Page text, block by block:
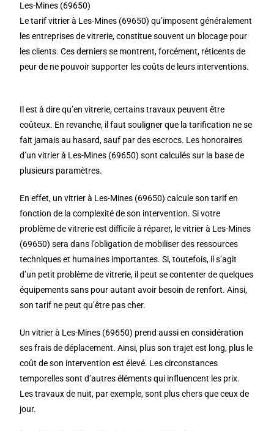
Les-Mines (69650)
Le tarif vitrier à Les-Mines (69650) qu’imposent généralement
les entreprises de vitrerie, constitue souvent un blocage pour
les clients. Ces derniers se montrent, forcément, réticents de
peur de ne pouvoir supporter les coûts de leurs interventions.
Il est à dire qu’en vitrerie, certains travaux peuvent être
coûteux. En revanche, il faut souligner que la tarification ne se
fait jamais au hasard, sauf par des escrocs. Les honoraires
d’un vitrier à Les-Mines (69650) sont calculés sur la base de
plusieurs paramètres.
En effet, un vitrier à Les-Mines (69650) calcule son tarif en
fonction de la complexité de son intervention. Si votre
problème de vitrerie est difficile à réparer, le vitrier à Les-Mines
(69650) sera dans l’obligation de mobiliser des ressources
techniques et humaines importantes. Si, toutefois, il s’agit
d’un petit problème de vitrerie, il peut se contenter de quelques
équipements sans pour autant avoir besoin de renfort. Ainsi,
son tarif ne peut qu’être pas cher.
Un vitrier à Les-Mines (69650) prend aussi en considération
ses frais de déplacement. Ainsi, plus son trajet est long, plus le
coût de son intervention est élevé. Les circonstances
temporelles sont d’autres éléments qui influencent les prix.
Les travaux de nuit, par exemple, sont plus chers que ceux de
jour.